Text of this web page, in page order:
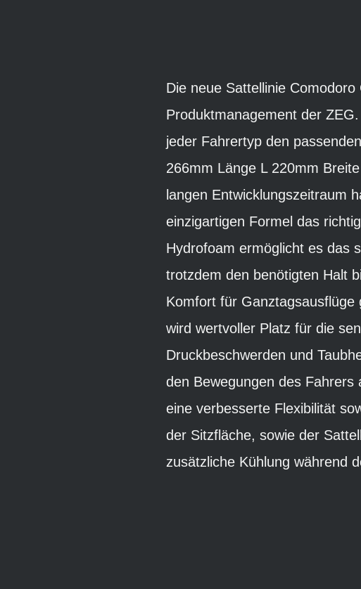
Die neue Sattellinie
Produktmanagement der
jeder Fahrertyp den
266mm Länge L 220mm
langen Entwicklungszeitraum
einzigartigen Formel das
Hydrofoam ermöglicht es das
trotzdem den benötigten Halt
Komfort für
wird wertvoller Platz für die
Druckbeschwerden und
den Bewegungen des Fahrers
eine verbesserte Flexibilität
der Sitzfläche, sowie der
zusätzliche Kühlung während